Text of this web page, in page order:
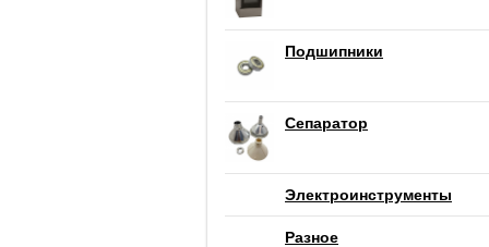
Подшипники
Сепаратор
Электроинструменты
Разное